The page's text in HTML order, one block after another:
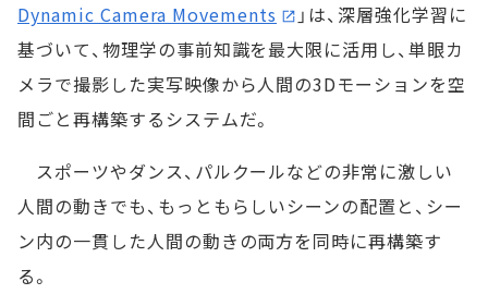
Dynamic Camera Movements
」は、深層強化学習に
基づいて、物理学の事前知識を最大限に活用し、単眼カ
メラで撮影した実写映像から人間の3Dモーションを空
間ごと再構築するシステムだ。
スポーツやダンス、パルクールなどの非常に激しい
人間の動きでも、もっともらしいシーンの配置と、シー
ン内の一貫した人間の動きの両方を同時に再構築す
る。